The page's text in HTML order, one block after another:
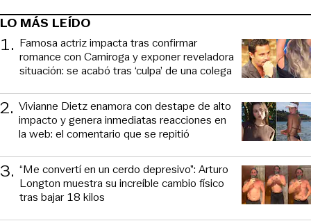
LO MÁS LEÍDO
1. Famosa actriz impacta tras confirmar
romance con Camiroga y exponer reveladora
situación: se acabó tras ‘culpa’ de una colega
2. Vivianne Dietz enamora con destape de alto
impacto y genera inmediatas reacciones en
la web: el comentario que se repitió
3. “Me convertí en un cerdo depresivo”: Arturo
Longton muestra su increíble cambio físico
tras bajar 18 kilos